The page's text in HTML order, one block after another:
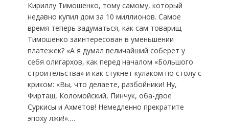
Кириллу Тимошенко, тому самому, который
недавно купил дом за 10 миллионов. Самое
время теперь задуматься, как сам товарищ
Тимошенко заинтересован в уменьшении
платежек? «А я думал величайший соберет у
себя олигархов, как перед началом «Большого
строительства» и как стукнет кулаком по столу с
криком: «Вы, что делаете, разбойники! Ну,
Фирташ, Коломойский, Пинчук, оба-двое
Суркисы и Ахметов! Немедленно прекратите
эпоху лжи!».…